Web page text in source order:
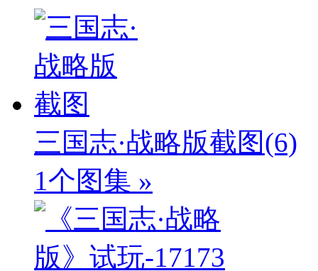
三国志·战略版截图(6)
1个图集 »